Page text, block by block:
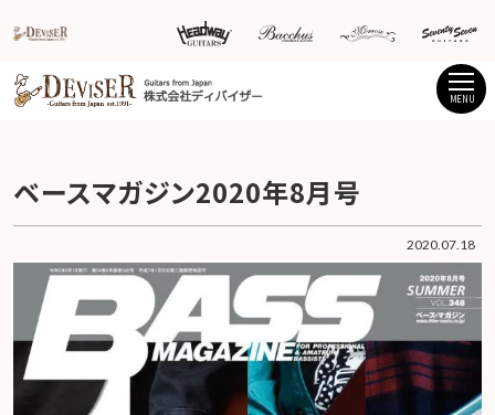
MENU
2020.07.18
ベースマガジン2020年8月号